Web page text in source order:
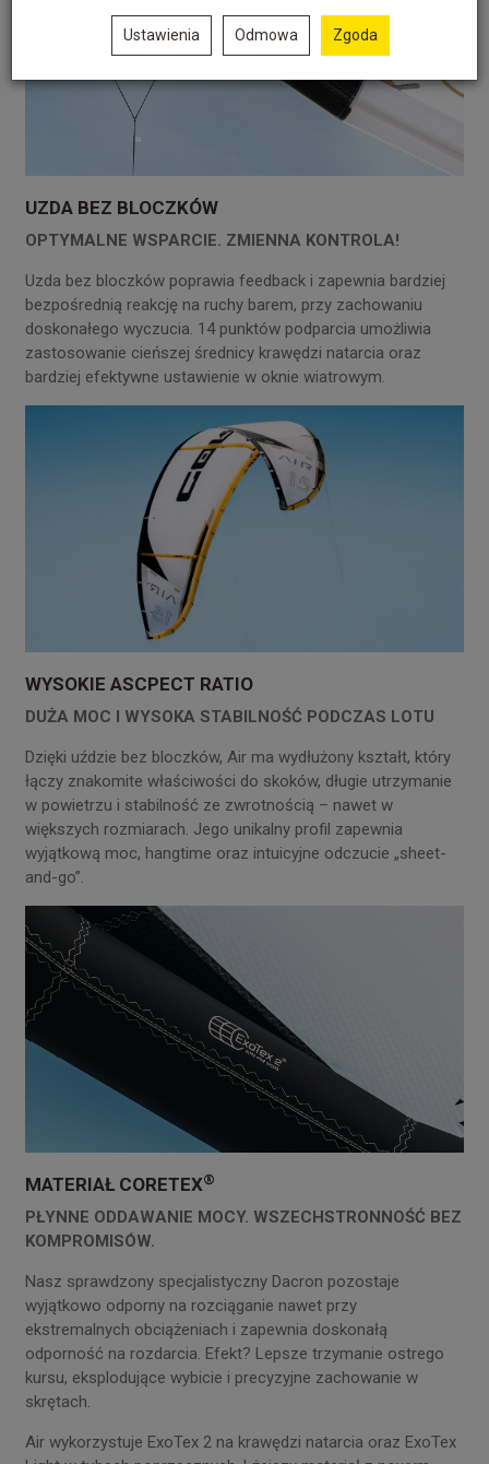
UZDA BEZ BLOCZKÓW
OPTYMALNE WSPARCIE. ZMIENNA KONTROLA!
Uzda bez bloczków poprawia feedback i zapewnia bardziej
bezpośrednią reakcję na ruchy barem, przy zachowaniu
doskonałego wyczucia. 14 punktów podparcia umożliwia
zastosowanie cieńszej średnicy krawędzi natarcia oraz
bardziej efektywne ustawienie w oknie wiatrowym.
WYSOKIE ASCPECT RATIO
DUŻA MOC I WYSOKA STABILNOŚĆ PODCZAS LOTU
Dzięki uździe bez bloczków, Air ma wydłużony kształt, który
łączy znakomite właściwości do skoków, długie utrzymanie
w powietrzu i stabilność ze zwrotnością – nawet w
większych rozmiarach. Jego unikalny profil zapewnia
wyjątkową moc, hangtime oraz intuicyjne odczucie „sheet-
and-go”.
MATERIAŁ CORETEX®
PŁYNNE ODDAWANIE MOCY. WSZECHSTRONNOŚĆ BEZ
KOMPROMISÓW.
Nasz sprawdzony specjalistyczny Dacron pozostaje
wyjątkowo odporny na rozciąganie nawet przy
ekstremalnych obciążeniach i zapewnia doskonałą
odporność na rozdarcia. Efekt? Lepsze trzymanie ostrego
kursu, eksplodujące wybicie i precyzyjne zachowanie w
skrętach.
Air wykorzystuje ExoTex 2 na krawędzi natarcia oraz ExoTex
Ustawienia Odmowa Zgoda